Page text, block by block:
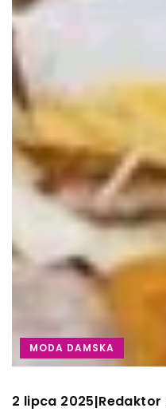
MODA DAMSKA
2 lipca 2025|Redaktor